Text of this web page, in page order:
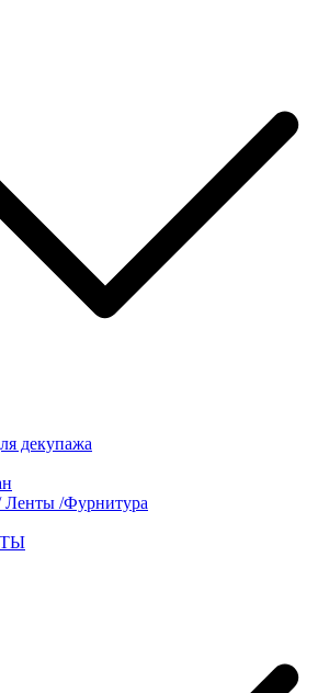
декупажа
Ленты /Фурнитура